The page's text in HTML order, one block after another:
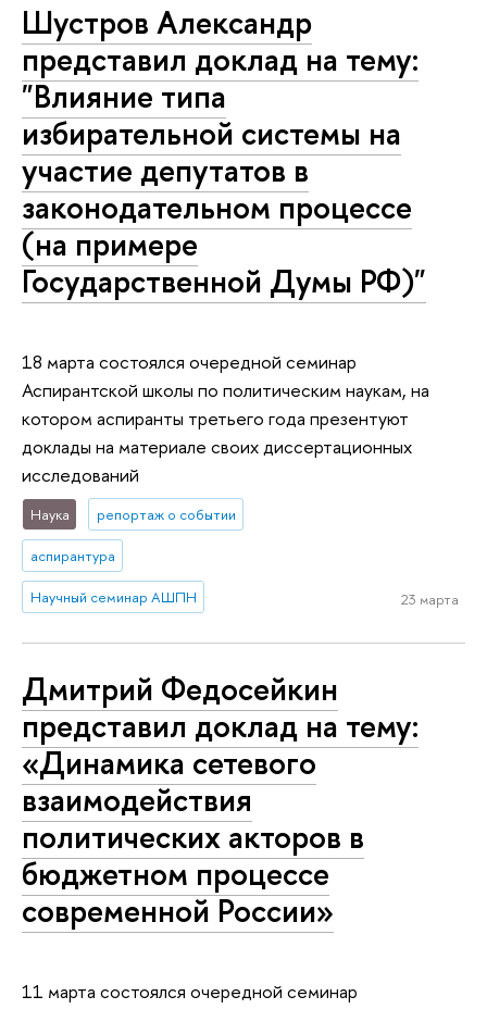
Шустров Александр
представил доклад на тему:
"Влияние типа
избирательной системы на
участие депутатов в
законодательном процессе
(на примере
Государственной Думы РФ)"
18 марта состоялся очередной семинар
Аспирантской школы по политическим наукам, на
котором аспиранты третьего года презентуют
доклады на материале своих диссертационных
исследований
Наука репортаж о событии
аспирантура
Научный семинар АШПН 23 марта
Дмитрий Федосейкин
представил доклад на тему:
«Динамика сетевого
взаимодействия
политических акторов в
бюджетном процессе
современной России»
11 марта состоялся очередной семинар